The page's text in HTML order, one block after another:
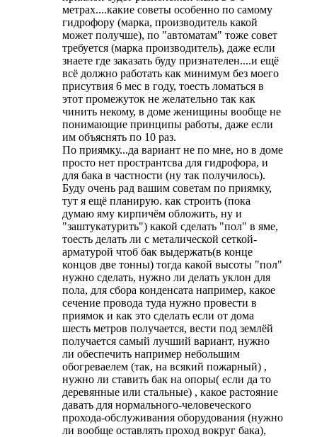
метрах....какие советы особенно по самому
гидрофору (марка, производитель какой
может получше), по "автоматам" тоже совет
требуется (марка производитель), даже если
знаете где заказать буду признателен....и ещё
всё должно работать как минимум без моего
присутвия 6 мес в году, тоесть ломаться в
этот промежуток не желательно так как
чинить некому, в доме женищины вообще не
понимающие принципы работы, даже если
им объяснять по 10 раз.
По приямку...да вариант не по мне, но в доме
просто нет пространтсва для гидрофора, и
для бака в частности (ну так получилось).
Буду очень рад вашим советам по приямку,
тут я ещё планирую. как строить (пока
думаю яму кирпичём обложить, ну и
"заштукатурить") какой сделать "пол" в яме,
тоесть делать ли с металической сеткой-
арматурой чтоб бак выдержать(в конце
концов две тонны) тогда какой высоты "пол"
нужно сделать, нужно ли делать уклон для
пола, для сбора конденсата например, какое
сечение провода туда нужно провести в
приямок и как это сделать если от дома
шесть метров получается, вести под землёй
получается самый лучший вариант, нужно
ли обеспечить например небольшим
обогреваелем (так, на всякий пожарный) ,
нужно ли ставить бак на опоры( если да то
деревянные или стальные) , какое растояние
давать для нормального-человеческого
прохода-обслуживания оборудования (нужно
ли вообще оставлять проход вокруг бака),